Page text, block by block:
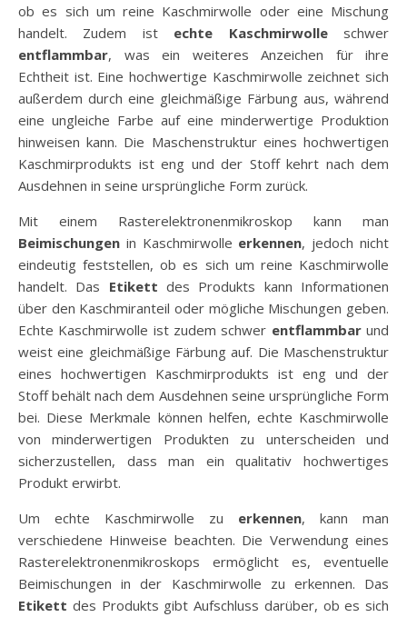
ob es sich um reine Kaschmirwolle oder eine Mischung
handelt. Zudem ist echte Kaschmirwolleschwer
entflammbar, was ein weiteres Anzeichen für ihre
Echtheit ist. Eine hochwertige Kaschmirwolle zeichnet sich
außerdem durch eine gleichmäßige Färbung aus, während
eine ungleiche Farbe auf eine minderwertige Produktion
hinweisen kann. Die Maschenstruktur eines hochwertigen
Kaschmirprodukts ist eng und der Stoff kehrt nach dem
Ausdehnen in seine ursprüngliche Form zurück.
Mit einem Rasterelektronenmikroskop kann man
Beimischungen in Kaschmirwolle erkennen, jedoch nicht
eindeutig feststellen, ob es sich um reine Kaschmirwolle
handelt. Das Etikett des Produkts kann Informationen
über den Kaschmiranteil oder mögliche Mischungen geben.
Echte Kaschmirwolle ist zudem schwer entflammbarund
weist eine gleichmäßige Färbung auf. Die Maschenstruktur
eines hochwertigen Kaschmirprodukts ist eng und der
Stoff behält nach dem Ausdehnen seine ursprüngliche Form
bei. Diese Merkmale können helfen, echte Kaschmirwolle
von minderwertigen Produkten zu unterscheiden und
sicherzustellen, dass man ein qualitativ hochwertiges
Produkt erwirbt.
Um echte Kaschmirwolle zu erkennen, kann man
verschiedene Hinweise beachten. Die Verwendung eines
Rasterelektronenmikroskops ermöglicht es, eventuelle
Beimischungen in der Kaschmirwolle zu erkennen. Das
Etikett des Produkts gibt Aufschluss darüber, ob es sich